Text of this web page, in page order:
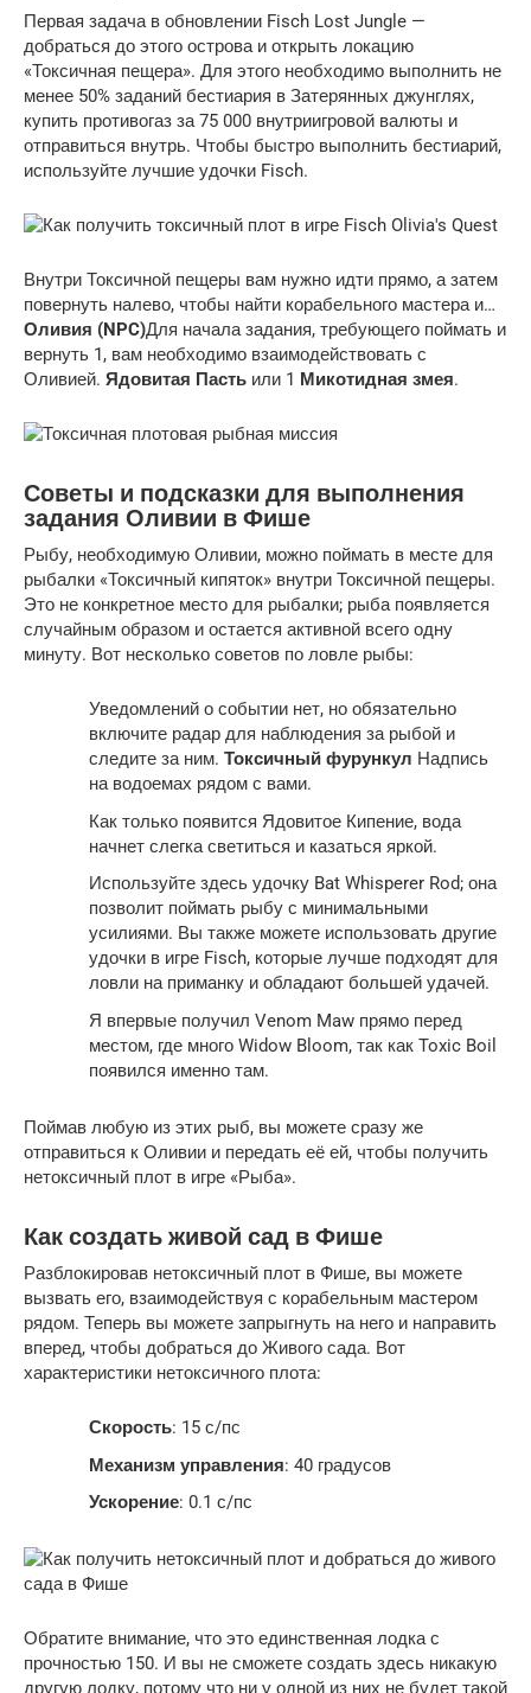
Первая задача в обновлении Fisch Lost Jungle —
добраться до этого острова и открыть локацию
«Токсичная пещера». Для этого необходимо выполнить не
менее 50% заданий бестиария в Затерянных джунглях,
купить противогаз за 75 000 внутриигровой валюты и
отправиться внутрь. Чтобы быстро выполнить бестиарий,
используйте лучшие удочки Fisch.
Внутри Токсичной пещеры вам нужно идти прямо, а затем
повернуть налево, чтобы найти корабельного мастера и…
Оливия (NPC)Для начала задания, требующего поймать и
вернуть 1, вам необходимо взаимодействовать с
Оливией. Ядовитая Пасть или 1 Микотидная змея.
Советы и подсказки для выполнения
задания Оливии в Фише
Рыбу, необходимую Оливии, можно поймать в месте для
рыбалки «Токсичный кипяток» внутри Токсичной пещеры.
Это не конкретное место для рыбалки; рыба появляется
случайным образом и остается активной всего одну
минуту. Вот несколько советов по ловле рыбы:
Уведомлений о событии нет, но обязательно
включите радар для наблюдения за рыбой и
следите за ним. Токсичный фурункул Надпись
на водоемах рядом с вами.
Как только появится Ядовитое Кипение, вода
начнет слегка светиться и казаться яркой.
Используйте здесь удочку Bat Whisperer Rod; она
позволит поймать рыбу с минимальными
усилиями. Вы также можете использовать другие
удочки в игре Fisch, которые лучше подходят для
ловли на приманку и обладают большей удачей.
Я впервые получил Venom Maw прямо перед
местом, где много Widow Bloom, так как Toxic Boil
появился именно там.
Поймав любую из этих рыб, вы можете сразу же
отправиться к Оливии и передать её ей, чтобы получить
нетоксичный плот в игре «Рыба».
Как создать живой сад в Фише
Разблокировав нетоксичный плот в Фише, вы можете
вызвать его, взаимодействуя с корабельным мастером
рядом. Теперь вы можете запрыгнуть на него и направить
вперед, чтобы добраться до Живого сада. Вот
характеристики нетоксичного плота:
Скорость: 15 с/пс
Механизм управления: 40 градусов
Ускорение: 0.1 с/пс
Обратите внимание, что это единственная лодка с
прочностью 150. И вы не сможете создать здесь никакую
другую лодку, потому что ни у одной из них не будет такой